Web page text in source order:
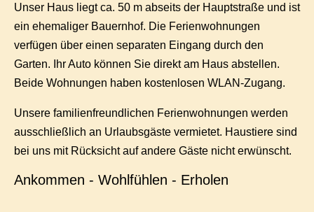
Unser Haus liegt ca. 50 m abseits der Hauptstraße und ist
ein ehemaliger Bauernhof. Die Ferienwohnungen
verfügen über einen separaten Eingang durch den
Garten. Ihr Auto können Sie direkt am Haus abstellen.
Beide Wohnungen haben kostenlosen WLAN-Zugang.
Unsere familienfreundlichen Ferienwohnungen werden
ausschließlich an Urlaubsgäste vermietet. Haustiere sind
bei uns mit Rücksicht auf andere Gäste nicht erwünscht.
Ankommen - Wohlfühlen - Erholen